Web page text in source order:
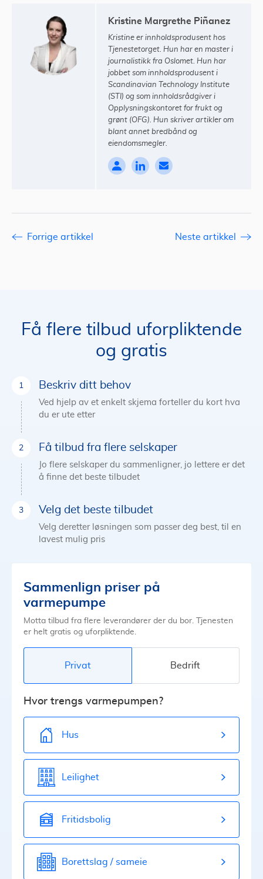
Kristine Margrethe Piñanez
Kristine er innholdsprodusent hos
Tjenestetorget. Hun har en master i
journalistikk fra Oslomet. Hun har
jobbet som innholdsprodusent i
Scandinavian Technology Institute
(STI) og som innholdsrådgiver i
Opplysningskontoret for frukt og
grønt (OFG). Hun skriver artikler om
blant annet bredbånd og
eiendomsmegler.
Forrige artikkel Neste artikkel
Få flere tilbud uforpliktende
og gratis
Beskriv ditt behov
Ved hjelp av et enkelt skjema forteller du kort hva
du er ute etter
Få tilbud fra flere selskaper
Jo flere selskaper du sammenligner, jo lettere er det
å finne det beste tilbudet
Velg det beste tilbudet
Velg deretter løsningen som passer deg best, til en
lavest mulig pris
Sammenlign priser på
varmepumpe
Motta tilbud fra flere leverandører der du bor. Tjenesten
er helt gratis og uforpliktende.
Privat Bedrift
Hvor trengs varmepumpen?
Hus
Leilighet
Fritidsbolig
Borettslag / sameie